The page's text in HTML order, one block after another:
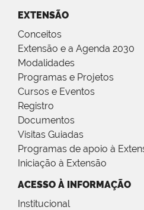
EXTENSÃO
Conceitos
Extensão e a Agenda 2030
Modalidades
Programas e Projetos
Cursos e Eventos
Registro
Documentos
Visitas Guiadas
Programas de apoio à
Iniciação à Extensão
ACESSO À INFORMAÇÃO
Institucional